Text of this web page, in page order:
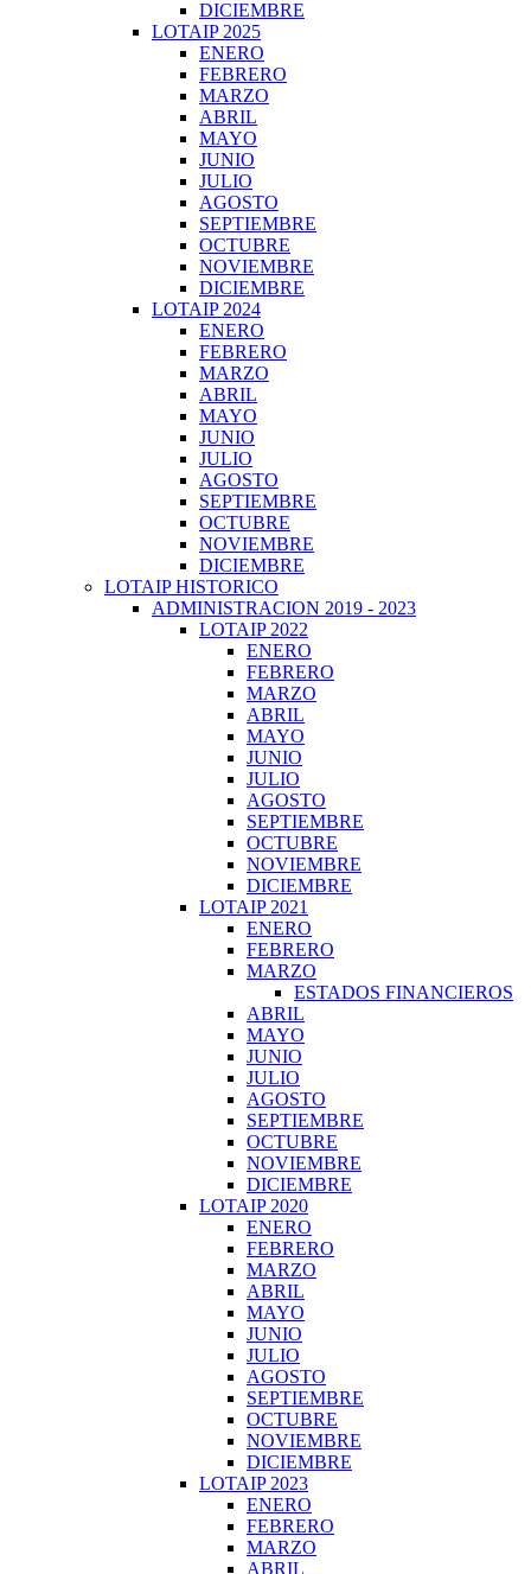
DICIEMBRE
LOTAIP 2025
ENERO
FEBRERO
MARZO
ABRIL
MAYO
JUNIO
JULIO
AGOSTO
SEPTIEMBRE
OCTUBRE
NOVIEMBRE
DICIEMBRE
LOTAIP 2024
ENERO
FEBRERO
MARZO
ABRIL
MAYO
JUNIO
JULIO
AGOSTO
SEPTIEMBRE
OCTUBRE
NOVIEMBRE
DICIEMBRE
LOTAIP HISTORICO
ADMINISTRACION 2019 - 2023
LOTAIP 2022
ENERO
FEBRERO
MARZO
ABRIL
MAYO
JUNIO
JULIO
AGOSTO
SEPTIEMBRE
OCTUBRE
NOVIEMBRE
DICIEMBRE
LOTAIP 2021
ENERO
FEBRERO
MARZO
ESTADOS FINANCIEROS
ABRIL
MAYO
JUNIO
JULIO
AGOSTO
SEPTIEMBRE
OCTUBRE
NOVIEMBRE
DICIEMBRE
LOTAIP 2020
ENERO
FEBRERO
MARZO
ABRIL
MAYO
JUNIO
JULIO
AGOSTO
SEPTIEMBRE
OCTUBRE
NOVIEMBRE
DICIEMBRE
LOTAIP 2023
ENERO
FEBRERO
MARZO
ABRIL